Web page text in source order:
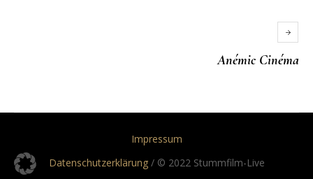
Anémic Cinéma
Impressum
Datenschutzerklärung/ © 2022 Stummfilm-Live